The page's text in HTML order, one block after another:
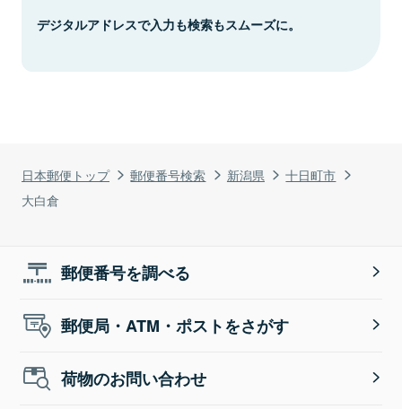
日本郵便トップ 郵便番号検索 新潟県
十日町市
大白倉
デジタルアドレスで入力も検索もスムーズに。
郵便番号を調べる
郵便局・ATM・ポストをさがす
荷物のお問い合わせ